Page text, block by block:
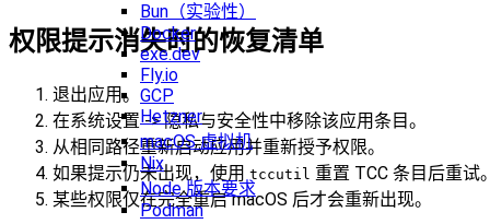
Bun（实验性）
Docker
exe.dev
Fly.io
GCP
Hetzner
macOS 虚拟机
Nix
Node 版本要求
Podman
权限提示消失时的恢复清单
退出应用。
在系统设置 -> 隐私与安全性中移除该应用条目。
从相同路径重新启动应用并重新授予权限。
如果提示仍未出现，使用 tccutil 重置 TCC 条目后重试
某些权限仅在完全重启 macOS 后才会重新出现。